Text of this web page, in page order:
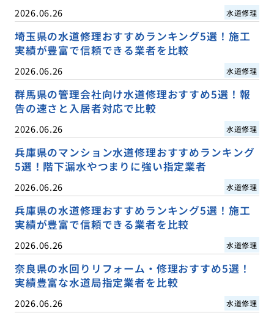
2026.06.26 水道修理
埼玉県の水道修理おすすめランキング5選！施工
実績が豊富で信頼できる業者を比較
2026.06.26 水道修理
群馬県の管理会社向け水道修理おすすめ5選！報
告の速さと入居者対応で比較
2026.06.26 水道修理
兵庫県のマンション水道修理おすすめランキング
5選！階下漏水やつまりに強い指定業者
2026.06.26 水道修理
兵庫県の水道修理おすすめランキング5選！施工
実績が豊富で信頼できる業者を比較
2026.06.26 水道修理
奈良県の水回りリフォーム・修理おすすめ5選！
実績豊富な水道局指定業者を比較
2026.06.26 水道修理